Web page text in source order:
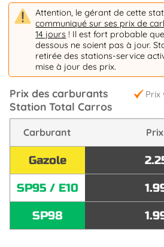
Attention, le gérant de cette
communiqué sur ses prix de
14 jours ! Il est fort probable
dessous ne soient pas à jour.
retirée des stations-service
mise à jour des prix.
Prix
Prix des carburants
Station Total Carros
Carburant
Gazole
SP95 / E10
SP98